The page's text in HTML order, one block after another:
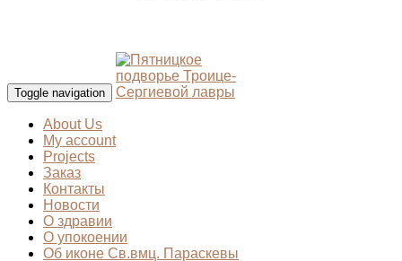
Toggle navigation
About Us
My account
Projects
Заказ
Контакты
Новости
О здравии
О упокоении
Об иконе Св.вмц. Параскевы